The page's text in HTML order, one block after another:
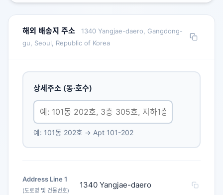
해외 배송지 주소
1340 Yangjae-daero, Gangdong-
gu, Seoul, Republic of Korea
상세주소 (동·호수)
예: 101동 202호 → Apt 101-202
Address Line 1
(도로명 및 건물번호)
1340 Yangjae-daero